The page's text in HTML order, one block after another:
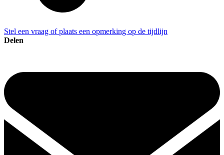
Stel een vraag of plaats een opmerking op de tijdlijn
Delen